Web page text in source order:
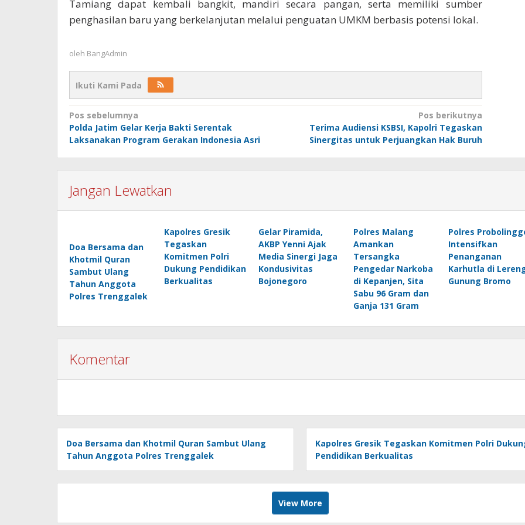
Tamiang dapat kembali bangkit, mandiri secara pangan, serta memiliki sumber
penghasilan baru yang berkelanjutan melalui penguatan UMKM berbasis potensi lokal.
oleh BangAdmin
Ikuti Kami Pada
Navigasi
pos
Pos sebelumnya
Polda Jatim Gelar Kerja Bakti Serentak
Laksanakan Program Gerakan Indonesia Asri
Pos berikutnya
Terima Audiensi KSBSI, Kapolri Tegaskan
Sinergitas untuk Perjuangkan Hak Buruh
Jangan Lewatkan
Doa Bersama dan
Khotmil Quran
Sambut Ulang
Tahun Anggota
Polres Trenggalek
Kapolres Gresik
Tegaskan
Komitmen Polri
Dukung Pendidikan
Berkualitas
Gelar Piramida,
AKBP Yenni Ajak
Media Sinergi Jaga
Kondusivitas
Bojonegoro
Polres Malang
Amankan
Tersangka
Pengedar Narkoba
di Kepanjen, Sita
Sabu 96 Gram dan
Ganja 131 Gram
Polres
Intensifkan
Penanganan
Karhutla di
Gunung Bromo
Komentar
Doa Bersama dan Khotmil Quran Sambut Ulang
Tahun Anggota Polres Trenggalek
Kapolres Gresik Tegaskan Komitmen Polri
Pendidikan Berkualitas
View More